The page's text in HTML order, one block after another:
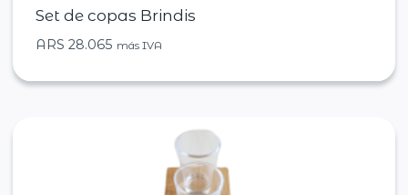
Set de copas Brindis
ARS 28.065 más IVA